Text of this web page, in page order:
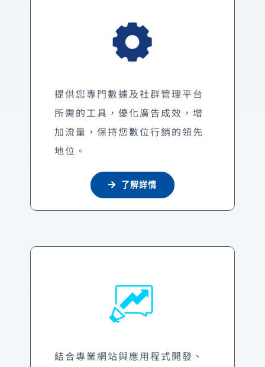
提供您專門數據及社群管理平台
所需的工具，優化廣告成效，增
加流量，保持您數位行銷的領先
地位。
了解詳情
結合專業網站與應用程式開發、